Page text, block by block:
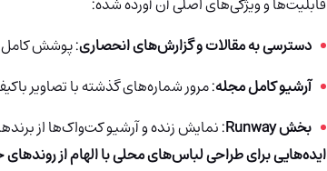
دسترسی به مقالات و گزارش‌های انحصاری: پوشش کامل
آرشیو کامل مجله: مرور شماره‌های گذشته با تصاویر
بخش Runway
: نمایش زنده و آرشیو کت‌واک‌ها از
ایده‌هایی برای طراحی لباس‌های محلی با الهام از